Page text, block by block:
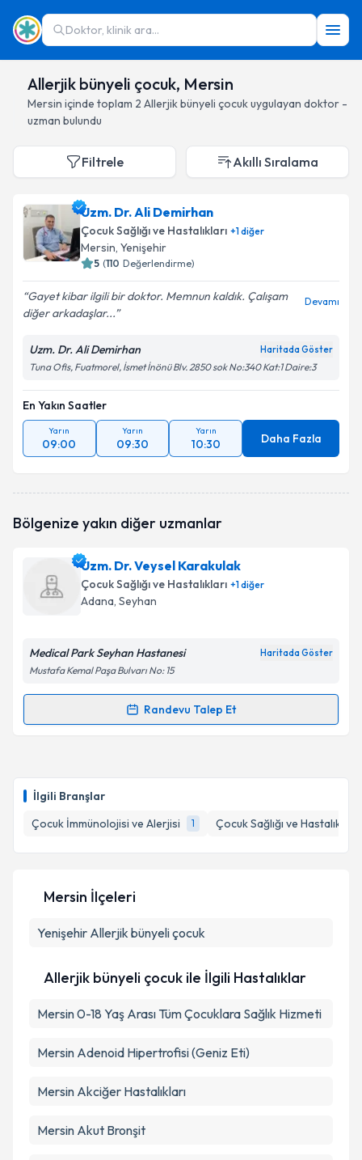
Doktor, klinik ara...
Allerjik bünyeli çocuk, Mersin
Mersin içinde toplam 2 Allerjik bünyeli çocukuygulayan doktor -
uzman bulundu
İlgili Branşlar
Çocuk İmmünolojisi ve Alerjisi
1 Çocuk Sağlığı ve Hastalıkları
Filtrele Akıllı Sıralama
Uzm. Dr. Ali Demirhan
Çocuk Sağlığı ve Hastalıkları +1diğer
Mersin, Yenişehir
5 (110 Değerlendirme)
Gayet kibar ilgili bir doktor. Memnun kaldık. Çalışam
diğer arkadaşlar...
Devamı
Uzm. Dr. Ali Demirhan Haritada Göster
Tuna Ofis, Fuatmorel, İsmet İnönü Blv. 2850 sok No:340 Kat:1 Daire:3
En Yakın Saatler
Yarın
09:00
Yarın
09:30
Yarın
10:30 Daha Fazla
Bölgenize yakın diğer uzmanlar
Uzm. Dr. Veysel Karakulak
Çocuk Sağlığı ve Hastalıkları +1diğer
Adana, Seyhan
Medical Park Seyhan Hastanesi Haritada Göster
Mustafa Kemal Paşa Bulvarı No: 15
Randevu Talep Et
Randevu Takvimi Talebi
için bir takvim hazırlandığında e-posta ile
bilgilendireceğiz.
E-posta Adresiniz
Kişisel verilerimin işlenmesine ilişkin
Takvim Talebini Gönder
Mersin İlçeleri
Yenişehir Allerjik bünyeli çocuk
Allerjik bünyeli çocuk ile İlgili Hastalıklar
Mersin 0-18 Yaş Arası Tüm Çocuklara Sağlık Hizmeti
Mersin Adenoid Hipertrofisi (Geniz Eti)
Mersin Akciğer Hastalıkları
Mersin Akut Bronşit